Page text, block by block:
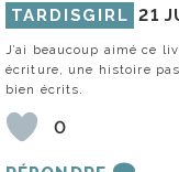
TARDISGIRL 21
J’ai beaucoup aimé ce
écriture, une histoire
bien écrits.
0